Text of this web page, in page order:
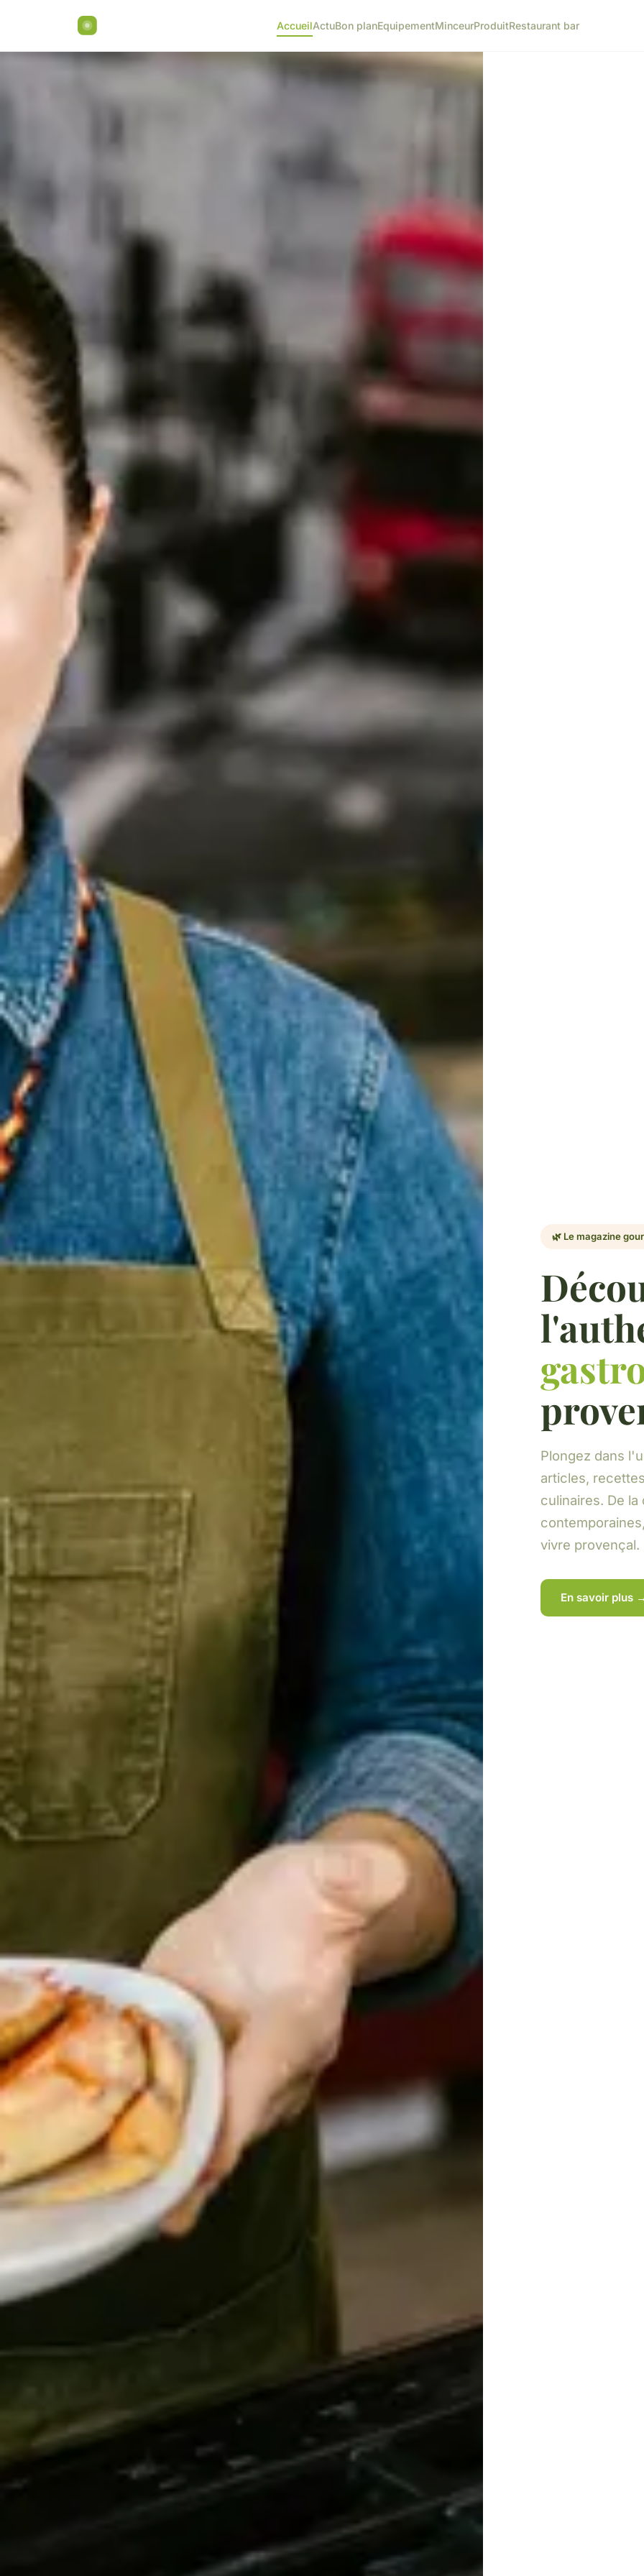
AccueilActuBon planEquipementMinceurProduitRestaurant bar
🌿 Le magazine
Plongez dans
articles,
culinaires. De
vivre provençal.
En savoir plus →